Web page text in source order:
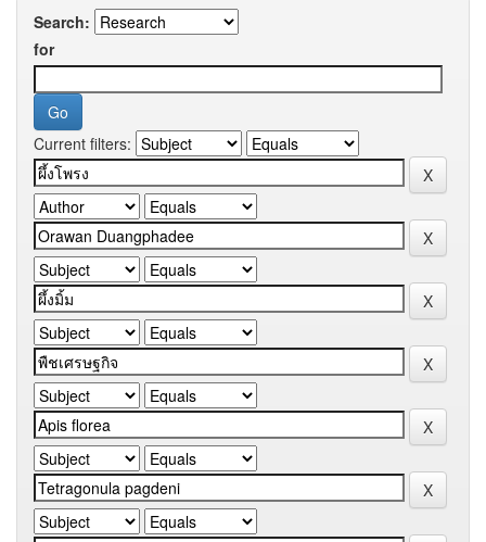
Search:
for
Current filters: